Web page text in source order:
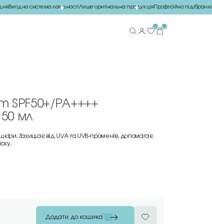
Вигідна система лояльностіЛише оригінальна продукціяПрофесійно підібраний
0 0
SPF50+/PA++++
мл
Захищає від UVA та UVB-променів, допомагає
Додати до кошика